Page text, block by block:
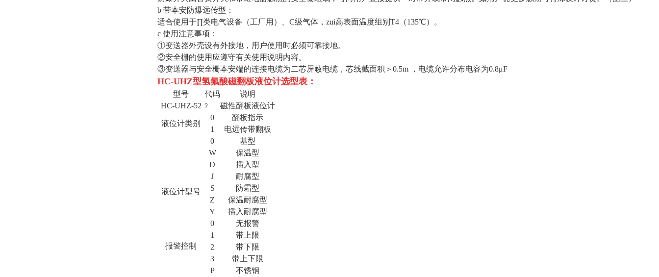
b 带本安防爆远传型：
适合使用于∏类电气设备（工厂用）、C级气体，zui高表面温度组别T4（135℃）。
c 使用注意事项：
①变送器外壳设有外接地，用户使用时必须可靠接地。
②安全栅的使用应遵守有关使用说明内容。
③变送器与安全栅本安端的连接电缆为二芯屏蔽电缆，芯线截面积＞0.5m ，电缆允许分布电容为0.8μF
HC-UHZ型氢氟酸磁翻板液位计选型表：
型号 代码
说明
HC-UHZ-52 ? 磁性翻板液位计
液位计类别
0
翻板指示
1
电远传带翻板
液位计型号
0
基型
W
保温型
D
插入型
J
耐腐型
S
防霜型
Z
保温耐腐型
Y
插入耐腐型
报警控制
0
无报警
1
带上限
2
带下限
3
带上下限
P
不锈钢